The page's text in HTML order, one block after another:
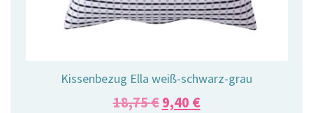
Kissenbezug Ella weiß-schwarz-grau
18,75€ Ursprünglicher
9,40 €Aktueller